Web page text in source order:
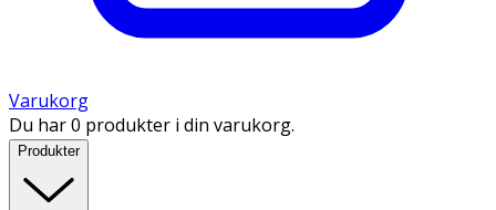
Varukorg
Du har 0 produkter i din varukorg.
Produkter